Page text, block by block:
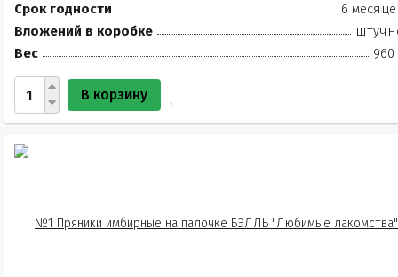
Срок годности
6
Вложений в коробке
Вес
960
В корзину